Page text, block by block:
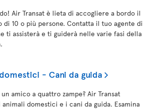
Air Transat è lieta di accogliere a bordo il
di 10 o più persone. Contatta il tuo agente di
ti assisterà e ti guiderà nelle varie fasi della
- Cani da guida
amico a quattro zampe? Air Transat
domestici e i cani da guida. Esamina